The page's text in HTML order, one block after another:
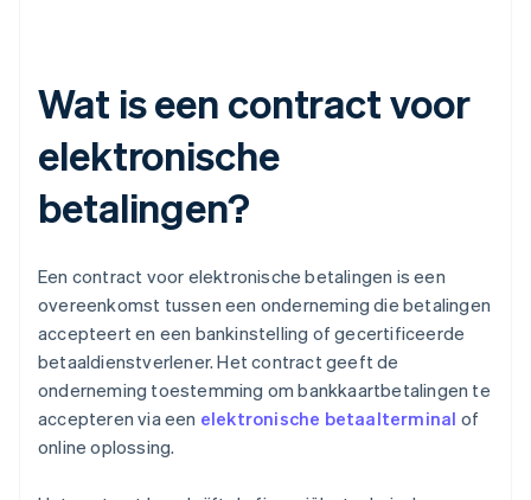
Wat is een contract voor
elektronische
betalingen?
Een contract voor elektronische betalingen is een
overeenkomst tussen een onderneming die betalingen
accepteert en een bankinstelling of gecertificeerde
betaaldienstverlener. Het contract geeft de
onderneming toestemming om bankkaartbetalingen te
accepteren via een elektronische betaalterminal of
online oplossing.